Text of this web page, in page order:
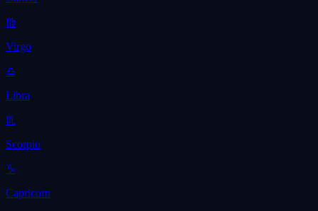
♍
Virgo
♎
Libra
♏
Scorpio
♑
Capricorn